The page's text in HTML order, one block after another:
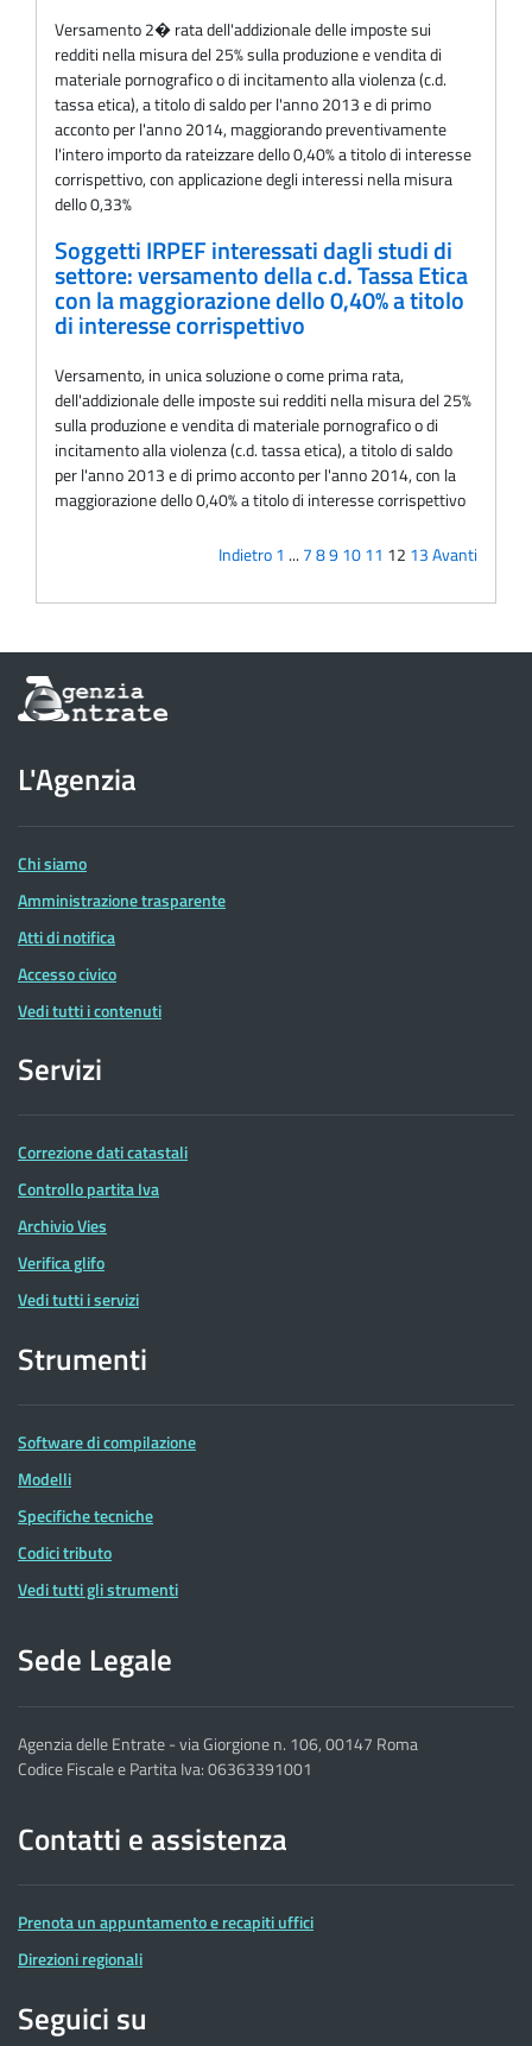
Versamento 2� rata dell'addizionale delle imposte sui
redditi nella misura del 25% sulla produzione e vendita di
materiale pornografico o di incitamento alla violenza (c.d.
tassa etica), a titolo di saldo per l'anno 2013 e di primo
acconto per l'anno 2014, maggiorando preventivamente
l'intero importo da rateizzare dello 0,40% a titolo di interesse
corrispettivo, con applicazione degli interessi nella misura
dello 0,33%
Soggetti IRPEF interessati dagli studi di
settore: versamento della c.d. Tassa Etica
con la maggiorazione dello 0,40% a titolo
di interesse corrispettivo
Versamento, in unica soluzione o come prima rata,
dell'addizionale delle imposte sui redditi nella misura del 25%
sulla produzione e vendita di materiale pornografico o di
incitamento alla violenza (c.d. tassa etica), a titolo di saldo
per l'anno 2013 e di primo acconto per l'anno 2014, con la
maggiorazione dello 0,40% a titolo di interesse corrispettivo
Indietro1 ... 7891011 12 13Avanti
Informazioni
sul
dell'Agenzia
delle
Entrate
L'Agenzia
Chi siamo
Amministrazione trasparente
Atti di notifica
Accesso civico
Vedi tutti i contenuti
Servizi
Correzione dati catastali
Controllo partita Iva
Archivio Vies
Verifica glifo
Vedi tutti i servizi
Strumenti
Software di compilazione
Modelli
Specifiche tecniche
Codici tributo
Vedi tutti gli strumenti
Sede Legale
Agenzia delle Entrate - via Giorgione n. 106, 00147 Roma
Codice Fiscale e Partita Iva: 06363391001
Contatti e assistenza
Prenota un appuntamento e recapiti uffici
Direzioni regionali
Seguici su